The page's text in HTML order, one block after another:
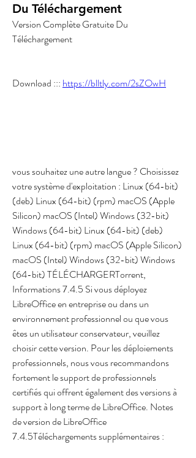
Du Téléchargement
Version Complète Gratuite Du
Téléchargement
Download ::: https://blltly.com/2sZOwH
vous souhaitez une autre langue ? Choisissez
votre système d'exploitation : Linux (64-bit)
(deb) Linux (64-bit) (rpm) macOS (Apple
Silicon) macOS (Intel) Windows (32-bit)
Windows (64-bit) Linux (64-bit) (deb)
Linux (64-bit) (rpm) macOS (Apple Silicon)
macOS (Intel) Windows (32-bit) Windows
(64-bit) TÉLÉCHARGERTorrent,
Informations 7.4.5 Si vous déployez
LibreOffice en entreprise ou dans un
environnement professionnel ou que vous
êtes un utilisateur conservateur, veuillez
choisir cette version. Pour les déploiements
professionnels, nous vous recommandons
fortement le support de professionnels
certifiés qui offrent également des versions à
support à long terme de LibreOffice. Notes
de version de LibreOffice
7.4.5Téléchargements supplémentaires :